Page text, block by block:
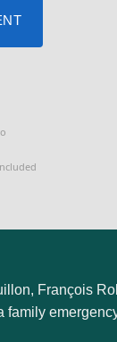
François